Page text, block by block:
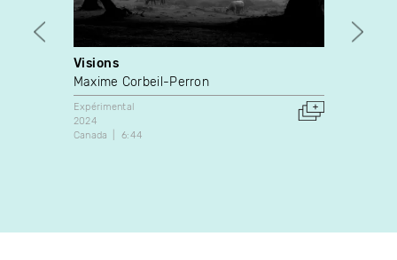
Visions
Maxime Corbeil-Perron
Expérimental
2024
Canada
6:44